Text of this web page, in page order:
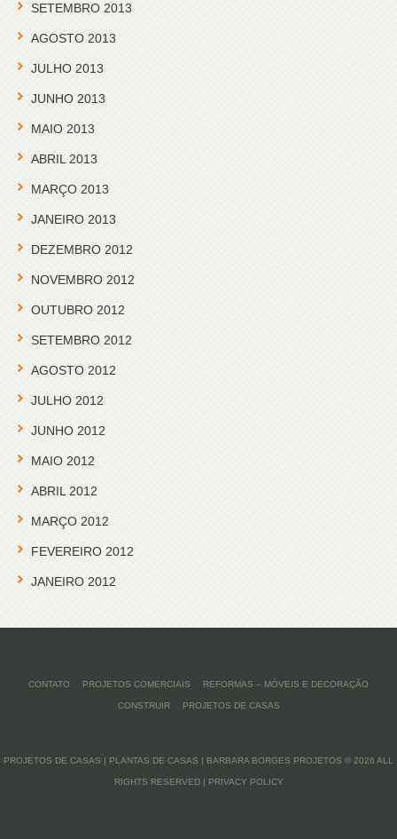
SETEMBRO 2013
AGOSTO 2013
JULHO 2013
JUNHO 2013
MAIO 2013
ABRIL 2013
MARÇO 2013
JANEIRO 2013
DEZEMBRO 2012
NOVEMBRO 2012
OUTUBRO 2012
SETEMBRO 2012
AGOSTO 2012
JULHO 2012
JUNHO 2012
MAIO 2012
ABRIL 2012
MARÇO 2012
FEVEREIRO 2012
JANEIRO 2012
CONTATO PROJETOS COMERCIAIS REFORMAS – MÓVEIS E DECORAÇÃO
CONSTRUIR PROJETOS DE CASAS
PROJETOS DE CASAS | PLANTAS DE CASAS | BARBARA BORGES PROJETOS © 2026 ALL
RIGHTS RESERVED | PRIVACY POLICY